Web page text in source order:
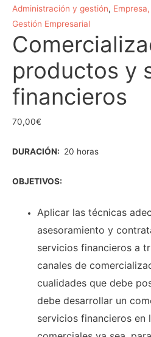
Administración y gestión,
Gestión Empresarial
productos y
financieros
70,00€
DURACIÓN: 20 horas
OBJETIVOS:
Aplicar las técnicas
asesoramiento y
servicios financieros a
canales de
cualidades que debe
debe desarrollar un
servicios financieros en